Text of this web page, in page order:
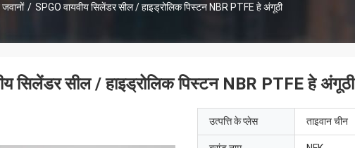
/ SPGO वायवीय सिलेंडर सील / हाइड्रोलिक पिस्टन NBR PTFE हे अंगूठी
सिलेंडर सील / हाइड्रोलिक पिस्टन NBR PTFE हे अंगूठी
उत्पत्ति के प्लेस ताइवान चीन